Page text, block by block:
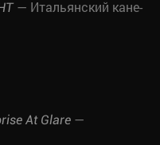
— Итальянский кане-
At Glare —